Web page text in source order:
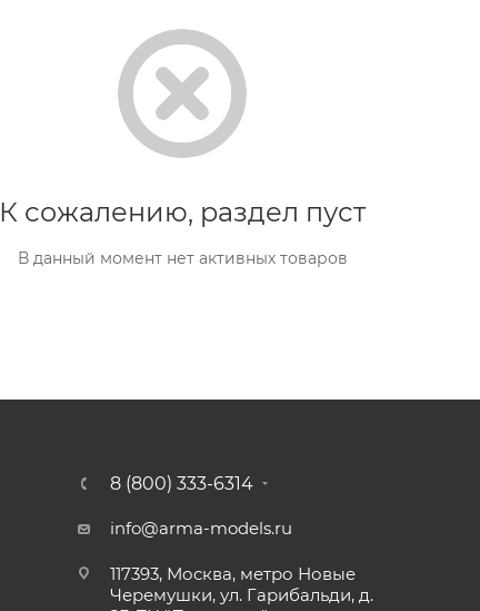
К сожалению, раздел пуст
В данный момент нет активных товаров
8 (800) 333-6314
info@arma-models.ru
117393, Москва, метро Новые
Черемушки, ул. Гарибальди, д.